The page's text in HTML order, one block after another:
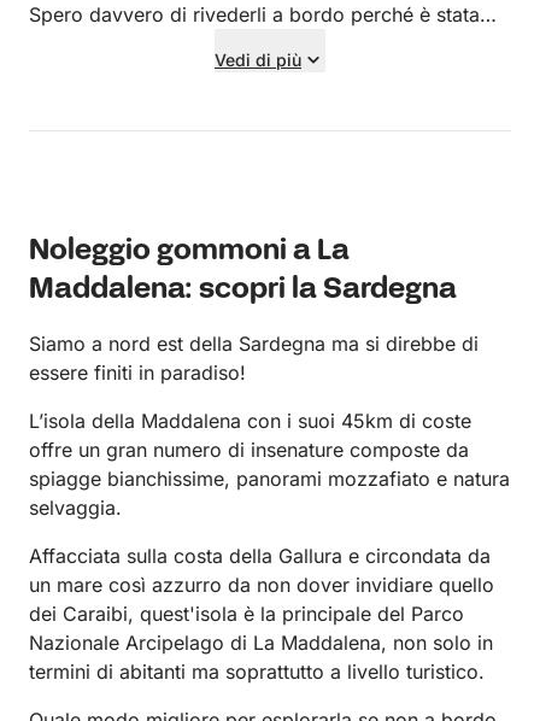
Spero davvero di rivederli a bordo perché è stata
Vedi di più
Noleggio gommoni a La
Maddalena: scopri la Sardegna
Siamo a nord est della Sardegna ma si direbbe di
essere finiti in paradiso!
L’isola della Maddalena con i suoi 45km di coste
offre un gran numero di insenature composte da
spiagge bianchissime, panorami mozzafiato e natura
selvaggia.
Affacciata sulla costa della Gallura e circondata da
un mare così azzurro da non dover invidiare quello
dei Caraibi, quest'isola è la principale del Parco
Nazionale Arcipelago di La Maddalena, non solo in
termini di abitanti ma soprattutto a livello turistico.